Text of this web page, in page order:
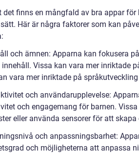
det finns en mångfald av bra appar för
Här är några faktorer som kan
och ämnen: Apparna kan fokusera
innehåll. Vissa kan vara mer inriktade
vara mer inriktade på
och användarupplevelse:
och engagemang för barnen.
eller använda sensorer för att
och anpassningsbarhet:
och möjligheterna att anpassa